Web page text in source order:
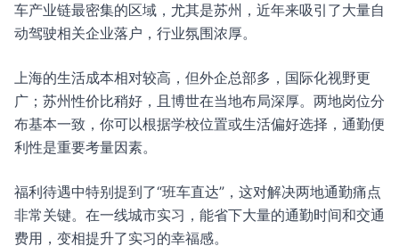
车产业链最密集的区域，尤其是苏州，近年来吸引了大量自
动驾驶相关企业落户，行业氛围浓厚。
上海的生活成本相对较高，但外企总部多，国际化视野更
广；苏州性价比稍好，且博世在当地布局深厚。两地岗位分
布基本一致，你可以根据学校位置或生活偏好选择，通勤便
利性是重要考量因素。
福利待遇中特别提到了“班车直达”，这对解决两地通勤痛点
非常关键。在一线城市实习，能省下大量的通勤时间和交通
费用，变相提升了实习的幸福感。